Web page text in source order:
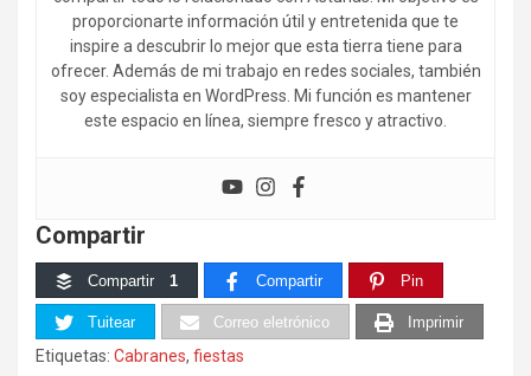
proporcionarte información útil y entretenida que te
inspire a descubrir lo mejor que esta tierra tiene para
ofrecer. Además de mi trabajo en redes sociales, también
soy especialista en WordPress. Mi función es mantener
este espacio en línea, siempre fresco y atractivo.
Compartir
Compartir 1 Compartir Pin
Tuitear Correo eletrónico Imprimir
Etiquetas: Cabranes, fiestas